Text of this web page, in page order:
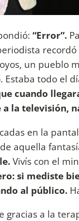
“Error”.
un pueblo
Estaba todo el
cuando
la televisión,
en la
aquella
Vivís con el
si mediste
al público.
gracias a la